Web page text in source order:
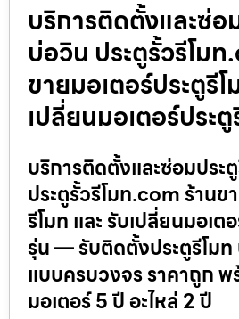
บริการติดตั้งและซ่อ
บ่อวิน ประตูรั้วรีโม
ขายมอเตอร์ประตูรีโ
เปลี่ยนมอเตอร์ประ
บริการติดตั้งและซ่อมประ
ประตูรั้วรีโมท.com ร้านข
รีโมท และ รับเปลี่ยนมอเต
รุ่น — รับติดตั้งประตูรีโมท
แบบครบวงจร ราคาถูก พ
มอเตอร์ 5 ปี อะไหล่ 2 ปี